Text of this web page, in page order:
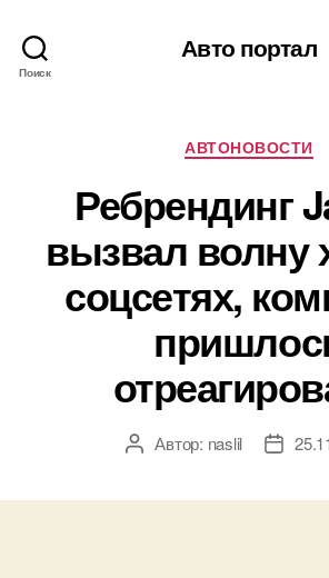
Поиск
Авто портал
Рубрики
АВТОНОВОСТИ
Ребрендинг
вызвал волну
соцсетях,
АвторАвтор: naslil
Дата